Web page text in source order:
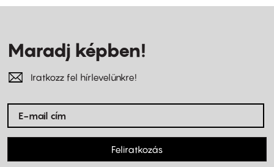
Maradj képben!
Iratkozz fel hírlevelünkre!
Feliratkozás